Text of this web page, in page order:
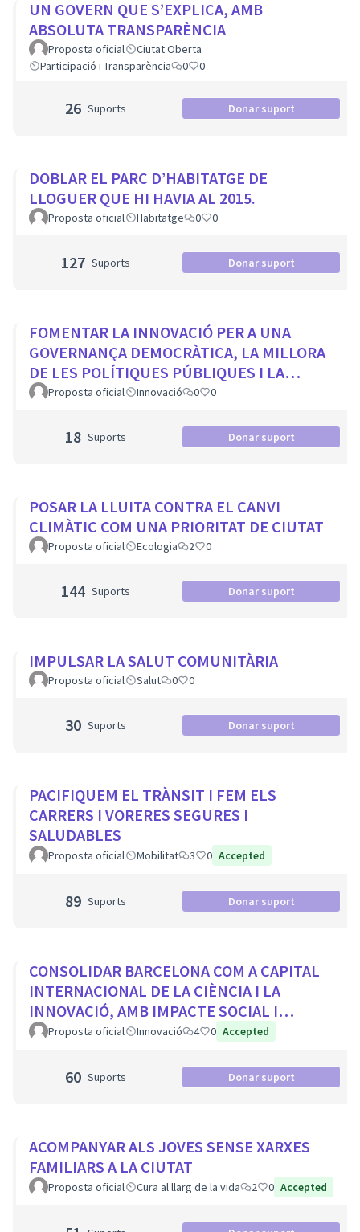
UN GOVERN QUE S’EXPLICA, AMB
ABSOLUTA TRANSPARÈNCIA
Proposta oficial
Ciutat Oberta
Participació i Transparència
0 0
26 Suports Donar suport
DOBLAR EL PARC D’HABITATGE DE
LLOGUER QUE HI HAVIA AL 2015.
Proposta oficial Habitatge 0 0
127 Suports Donar suport
FOMENTAR LA INNOVACIÓ PER A UNA
GOVERNANÇA DEMOCRÀTICA, LA MILLORA
DE LES POLÍTIQUES PÚBLIQUES I LA
TRANSFORMACIÓ SOCIAL
Proposta oficial Innovació 0 0
18 Suports Donar suport
POSAR LA LLUITA CONTRA EL CANVI
CLIMÀTIC COM UNA PRIORITAT DE CIUTAT
Proposta oficial Ecologia 2 0
144 Suports Donar suport
IMPULSAR LA SALUT COMUNITÀRIA
Proposta oficial Salut 0 0
30 Suports Donar suport
PACIFIQUEM EL TRÀNSIT I FEM ELS
CARRERS I VORERES SEGURES I
SALUDABLES
Proposta oficial Mobilitat 3 0 Accepted
89 Suports Donar suport
CONSOLIDAR BARCELONA COM A CAPITAL
INTERNACIONAL DE LA CIÈNCIA I LA
INNOVACIÓ, AMB IMPACTE SOCIAL I
PROTAGONISME CIUTADÀ
Proposta oficial Innovació 4 0 Accepted
60 Suports Donar suport
ACOMPANYAR ALS JOVES SENSE XARXES
FAMILIARS A LA CIUTAT
Proposta oficial Cura al llarg de la vida 2 0 Accepted